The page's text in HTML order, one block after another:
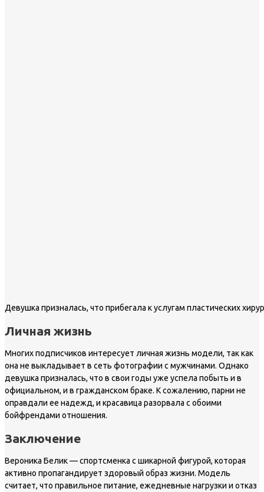
Девушка призналась, что прибегала к услугам пластических
Личная жизнь
Многих подписчиков интересует личная жизнь модели, так как
она не выкладывает в сеть фотографии с мужчинами. Однако
девушка призналась, что в свои годы уже успела побыть и в
официальном, и в гражданском браке. К сожалению, парни не
оправдали ее надежд, и красавица разорвала с обоими
бойфрендами отношения.
Заключение
Вероника Белик — спортсменка с шикарной фигурой, которая
активно пропагандирует здоровый образ жизни. Модель
считает, что правильное питание, ежедневные нагрузки и отказ